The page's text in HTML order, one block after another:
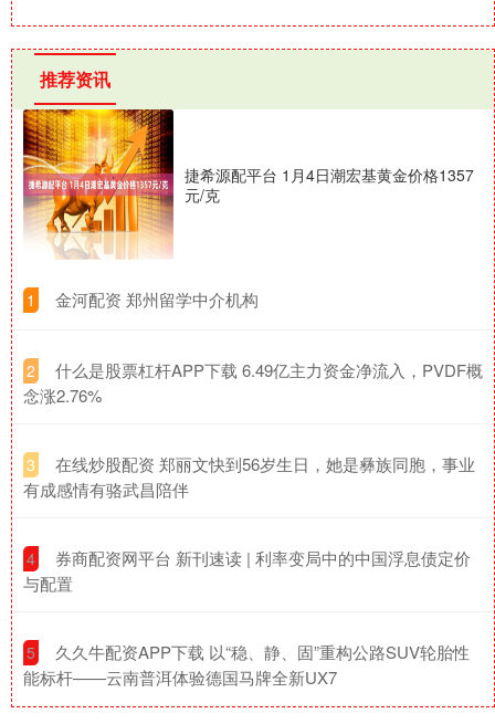
推荐资讯
捷希源配平台 1月4日潮宏基黄金价格1357
元/克
1 ​金河配资 郑州留学中介机构
2
​什么是股票杠杆APP下载 6.49亿主力资金净流入，PVDF概
念涨2.76%
3
​在线炒股配资 郑丽文快到56岁生日，她是彝族同胞，事业
有成感情有骆武昌陪伴
4
​券商配资网平台 新刊速读 | 利率变局中的中国浮息债定价
与配置
5
​久久牛配资APP下载 以“稳、静、固”重构公路SUV轮胎性
能标杆——云南普洱体验德国马牌全新UX7